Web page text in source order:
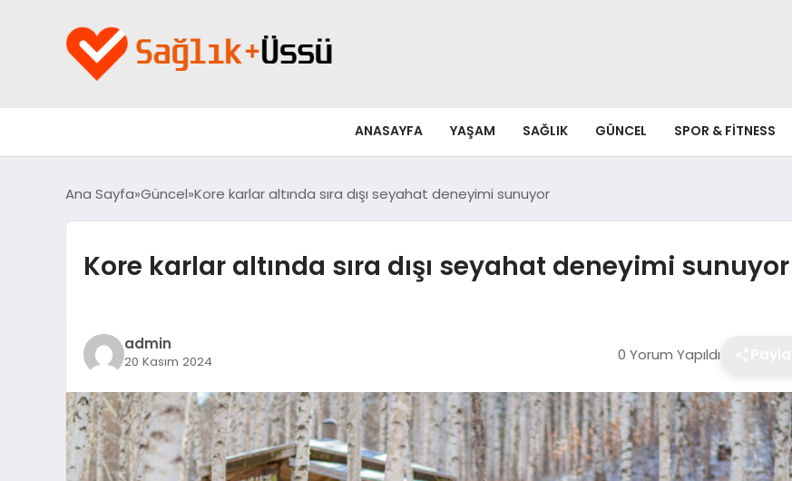
ANASAYFA YAŞAM SAĞLIK GÜNCEL SPOR & FITNESS
Ana Sayfa Güncel Kore karlar altında sıra dışı seyahat deneyimi sunuyor
Kore karlar altında sıra dışı seyahat deneyimi sunuyor
admin
20 Kasım 2024 0 Yorum Yapıldı